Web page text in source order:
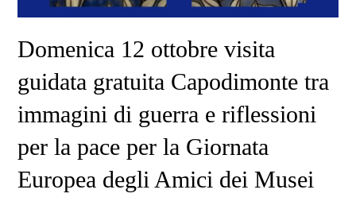
Domenica 12 ottobre visita
guidata gratuita Capodimonte tra
immagini di guerra e riflessioni
per la pace per la Giornata
Europea degli Amici dei Musei